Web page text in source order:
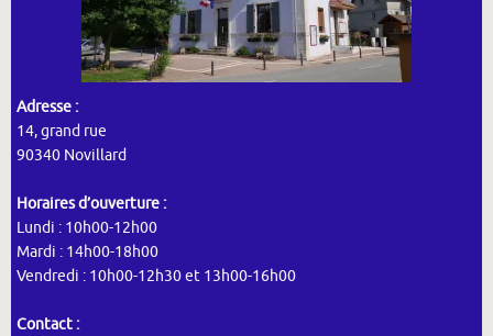
Adresse :
14, grand rue
90340 Novillard
Horaires d’ouverture :
Lundi : 10h00-12h00
Mardi : 14h00-18h00
Vendredi : 10h00-12h30 et 13h00-16h00
Contact :